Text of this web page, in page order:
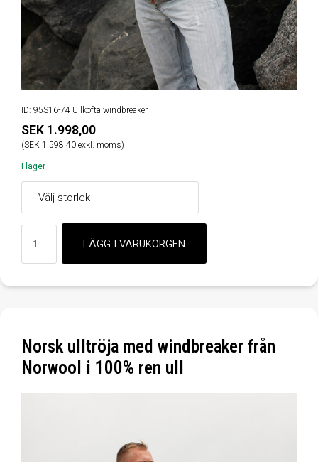
ID: 95S16-74 Ullkofta windbreaker
SEK 1.998,00
(SEK 1.598,40 exkl. moms)
I lager
Norsk ulltröja med windbreaker från
Norwool i 100% ren ull